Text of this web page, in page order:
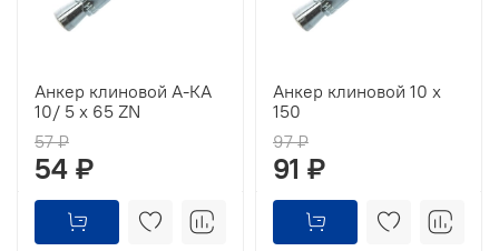
Анкер клиновой А-КА
10/ 5 x 65 ZN
57 ₽
54 ₽
Анкер клиновой 10 x
150
97 ₽
91 ₽